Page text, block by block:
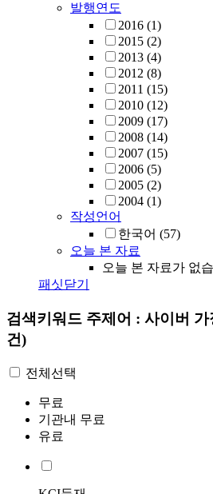
발행연도
2016 (1)
2015 (2)
2013 (4)
2012 (8)
2011 (15)
2010 (12)
2009 (17)
2008 (14)
2007 (15)
2006 (5)
2005 (2)
2004 (1)
작성언어
한국어 (57)
오늘 본 자료
오늘 본 자료가 없
패싯닫기
검색키워드 주제어 : 사이버 가
건)
전체선택
무료
기관내 무료
유료